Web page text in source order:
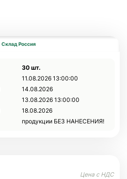
Склад Россия
30 шт.
11.08.2026 13:00:00
14.08.2026
13.08.2026 13:00:00
18.08.2026
продукции БЕЗ НАНЕСЕНИЯ!